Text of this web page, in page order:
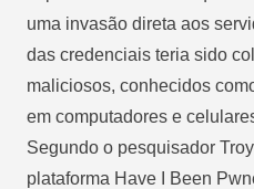
uma invasão direta aos
das credenciais teria sido
maliciosos, conhecidos
em computadores e
Segundo o pesquisador
plataforma Have I Been